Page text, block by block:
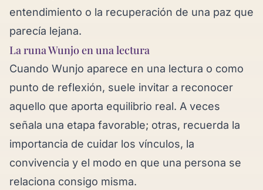
entendimiento o la recuperación de una paz que
parecía lejana.
La runa Wunjo en una lectura
Cuando Wunjo aparece en una lectura o como
punto de reflexión, suele invitar a reconocer
aquello que aporta equilibrio real. A veces
señala una etapa favorable; otras, recuerda la
importancia de cuidar los vínculos, la
convivencia y el modo en que una persona se
relaciona consigo misma.